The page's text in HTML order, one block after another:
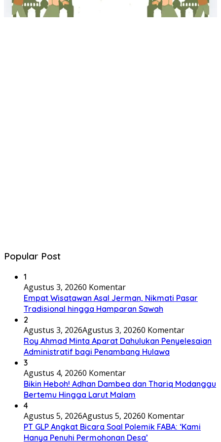
Popular Post
1
Agustus 3, 20260 Komentar
Empat Wisatawan Asal Jerman, Nikmati Pasar
Tradisional hingga Hamparan Sawah
2
Agustus 3, 2026Agustus 3, 20260 Komentar
Roy Ahmad Minta Aparat Dahulukan Penyelesaian
Administratif bagi Penambang Hulawa
3
Agustus 4, 20260 Komentar
Bikin Heboh! Adhan Dambea dan Thariq Modanggu
Bertemu Hingga Larut Malam
4
Agustus 5, 2026Agustus 5, 20260 Komentar
PT GLP Angkat Bicara Soal Polemik FABA: ‘Kami
Hanya Penuhi Permohonan Desa’